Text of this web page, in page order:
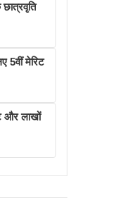
5वीं मेरिट
और लाखों